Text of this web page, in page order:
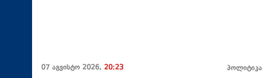
07 აგვისტო 2026, 20:23 პოლიტიკა